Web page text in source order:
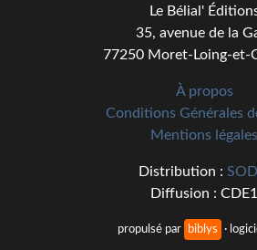
Le Bélial'
35, avenue de la
77250 Moret-Loing-et-
À propos
Conditions Générales
Mentions légales
Distribution :
Diffusion : CDE1
propulsé par biblys ·